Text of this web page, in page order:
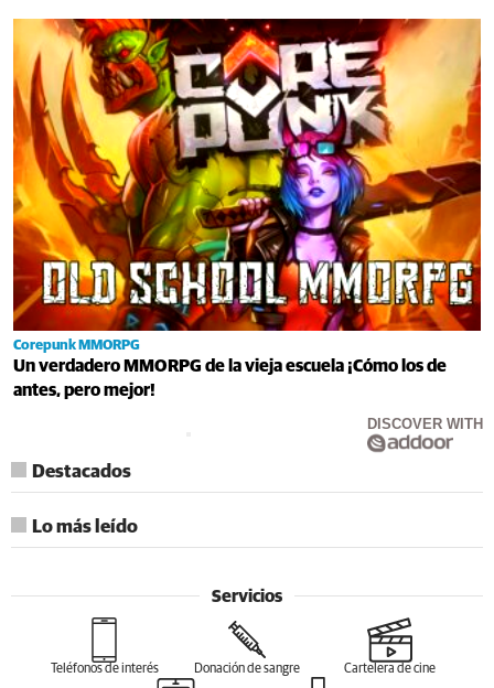
Corepunk MMORPG
Un verdadero MMORPG de la vieja escuela ¡Cómo los de
antes, pero mejor!
DISCOVER WITH
Destacados
Lo más leído
Servicios
Teléfonos de interés Donación de sangre Cartelera de cine